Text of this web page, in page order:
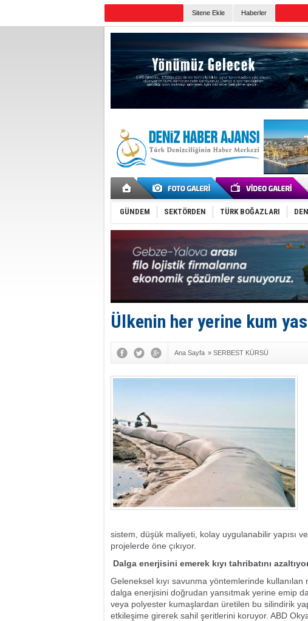
Sitene Ekle Haberler
GÜNDEM SEKTÖRDEN TÜRK BOĞAZLARI
Ülkenin her yerine kum
Ana Sayfa » SERBEST KÜRSÜ
sistem, düşük maliyeti, kolay uygulanabilir yapısı
projelerde öne çıkıyor.
Dalga enerjisini emerek kıyı tahribatını
Geleneksel kıyı savunma yöntemlerinde
dalga enerjisini doğrudan yansıtmak yerine emip
veya polyester kumaşlardan üretilen bu silindirik
etkileşime girerek sahil şeritlerini koruyor. ABD